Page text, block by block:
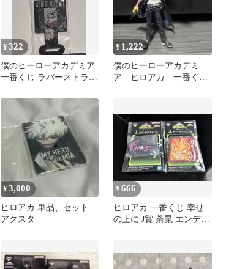
¥322
僕のヒーローアカデミア
一番くじ ラバーストラッ
¥ 1,222
僕のヒーローアカデミ
ア ヒロアカ 一番くじ
¥3,000
ヒロアカ 単品、セット
アクスタ
¥666
ヒロアカ 一番くじ 幸せ
の上に J賞 荼毘 エンデヴ